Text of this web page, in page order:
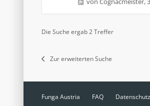
Die Suche ergab 2 Treffer
Zur erweiterten Suche
Funga Austria FAQ Datenschutz